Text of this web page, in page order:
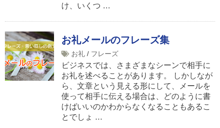
け、いくつ …
お礼メールのフレーズ集
お礼 / フレーズ
ビジネスでは、さまざまなシーンで相手に
お礼を述べることがあります。 しかしなが
ら、文章という見える形にして、メールを
使って相手に伝える場合は、どのように書
けばいいのかわからなくなることもあるこ
とでしょ …